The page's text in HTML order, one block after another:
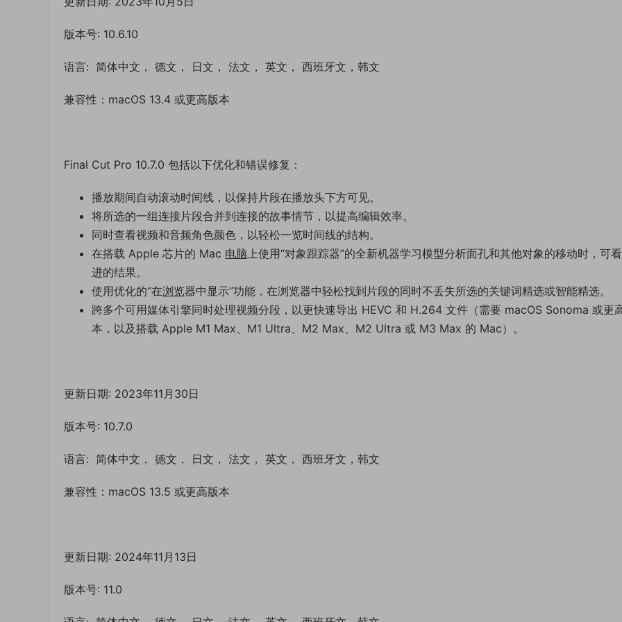
版本号: 10.6.10
语言: 简体中文， 德文， 日文， 法文， 英文， 西班牙文，韩文
兼容性：macOS 13.4 或更高版本
Final Cut Pro 10.7.0 包括以下优化和错误修复：
播放期间自动滚动时间线，以保持片段在播放头下方可见。
将所选的一组连接片段合并到连接的故事情节，以提高编辑效率。
同时查看视频和音频角色颜色，以轻松一览时间线的结构。
在搭载 Apple 芯片的 Mac 电脑上使用“对象跟踪器”的全新机器学习模型分析面孔和其他对象的移动时，可
进的结果。
使用优化的“在浏览器中显示”功能，在浏览器中轻松找到片段的同时不丢失所选的关键词精选或智能精选。
跨多个可用媒体引擎同时处理视频分段，以更快速导出 HEVC 和 H.264 文件（需要 macOS Sonoma 或更
本，以及搭载 Apple M1 Max、M1 Ultra、M2 Max、M2 Ultra 或 M3 Max 的 Mac）。
更新日期: 2023年11月30日
版本号: 10.7.0
语言: 简体中文， 德文， 日文， 法文， 英文， 西班牙文，韩文
兼容性：macOS 13.5 或更高版本
更新日期: 2024年11月13日
版本号: 11.0